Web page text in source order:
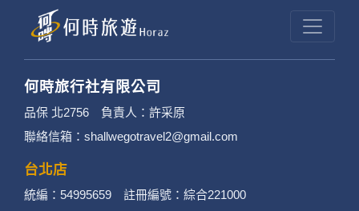
何時旅行社有限公司
品保 北2756 負責人：許采原
聯絡信箱：shallwegotravel2@gmail.com
台北店
統編：54995659 註冊編號：綜合221000